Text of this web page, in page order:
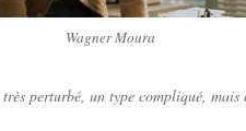
Wagner Moura
perturbé, un type compliqué, mais